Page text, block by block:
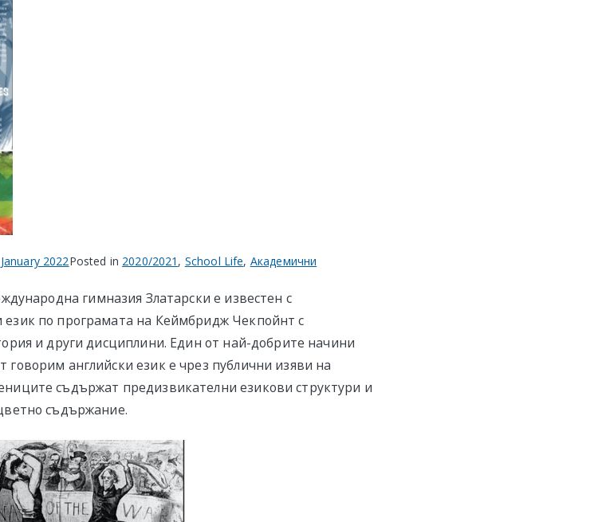
2022Posted in 2020/2021 , School Life, Академични
гимназия Златарски е известен с
език по програмата на Кеймбридж Чекпойнт с
и други дисциплини. Един от най-добрите начини
английски език е чрез публични изяви на
съдържат предизвикателни езикови структури и
съдържание.